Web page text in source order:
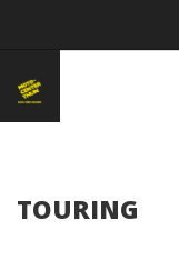
TOURING